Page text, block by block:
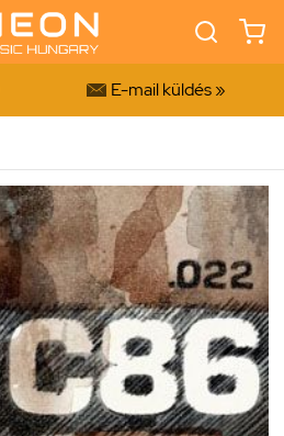
 E-mail küldés »